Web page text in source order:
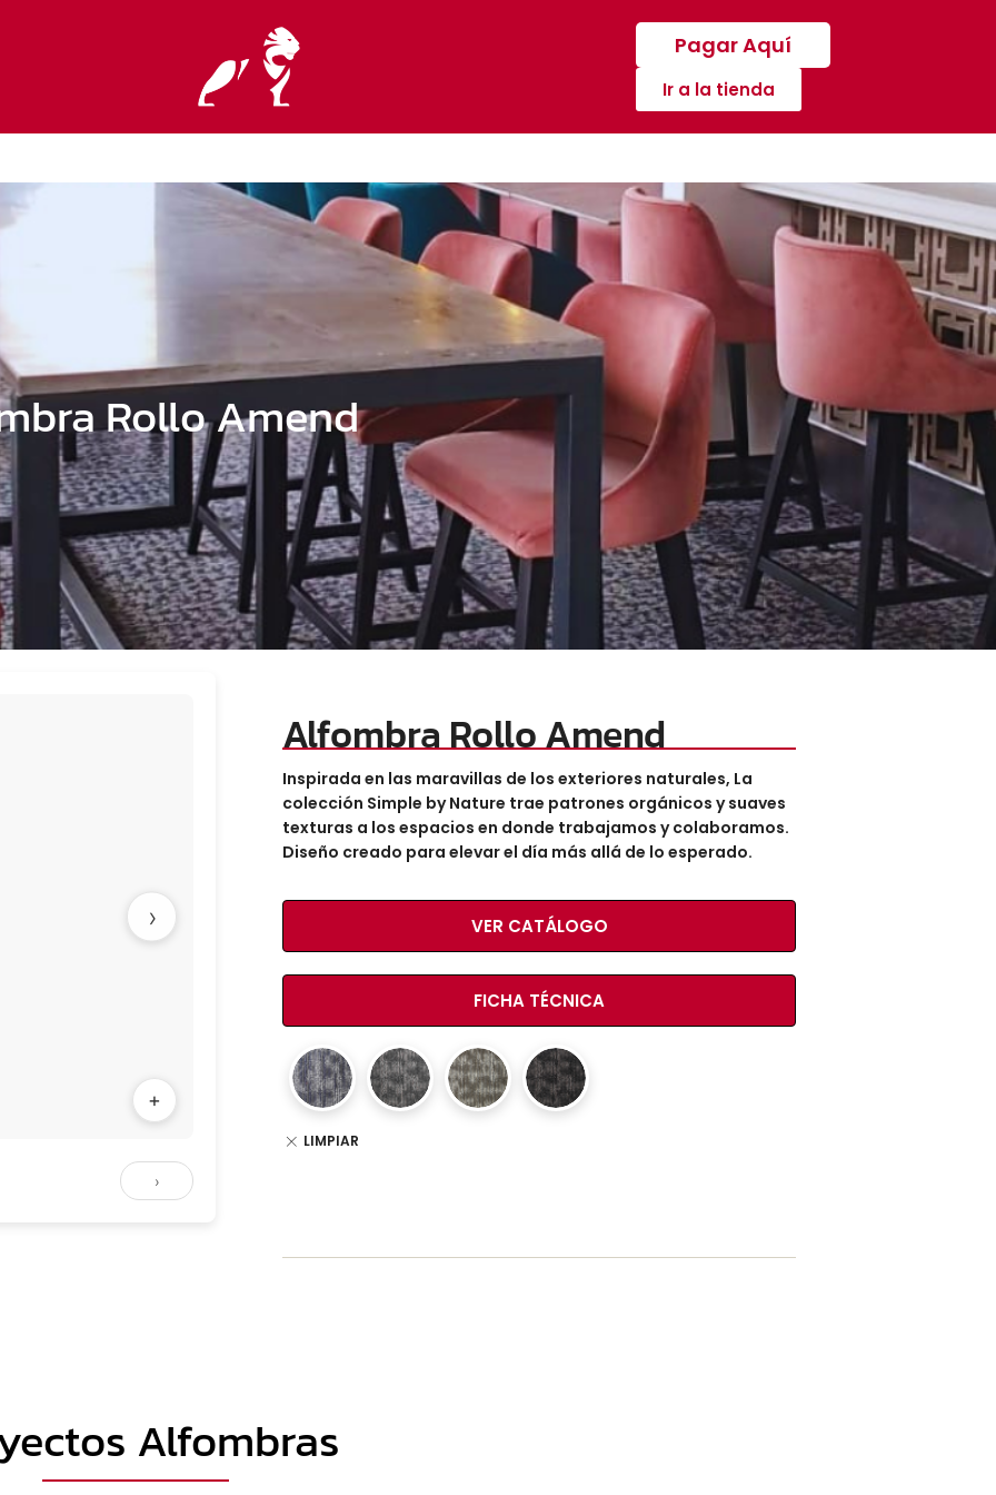
Pagar Aquí
Ir a la tienda
Rollo Amend
Alfombra Rollo Amend
Inspirada en las maravillas de los exteriores naturales, La
colección Simple by Nature trae patrones orgánicos y suaves
texturas a los espacios en donde trabajamos y colaboramos.
Diseño creado para elevar el día más allá de lo esperado.
VER CATÁLOGO
FICHA TÉCNICA
LIMPIAR
+
›
›
Alfombras